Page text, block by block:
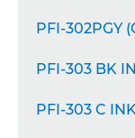
PFI-302PGY
PFI-303 BK
PFI-303 C